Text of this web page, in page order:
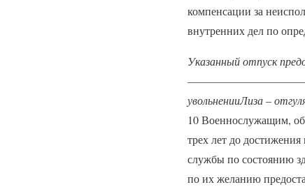
компенсации за
внутренних дел по
Указанный отпуск
увольненииЛиза –
10 Военнослужащим,
трех лет до
службы по состоянию
по их желанию